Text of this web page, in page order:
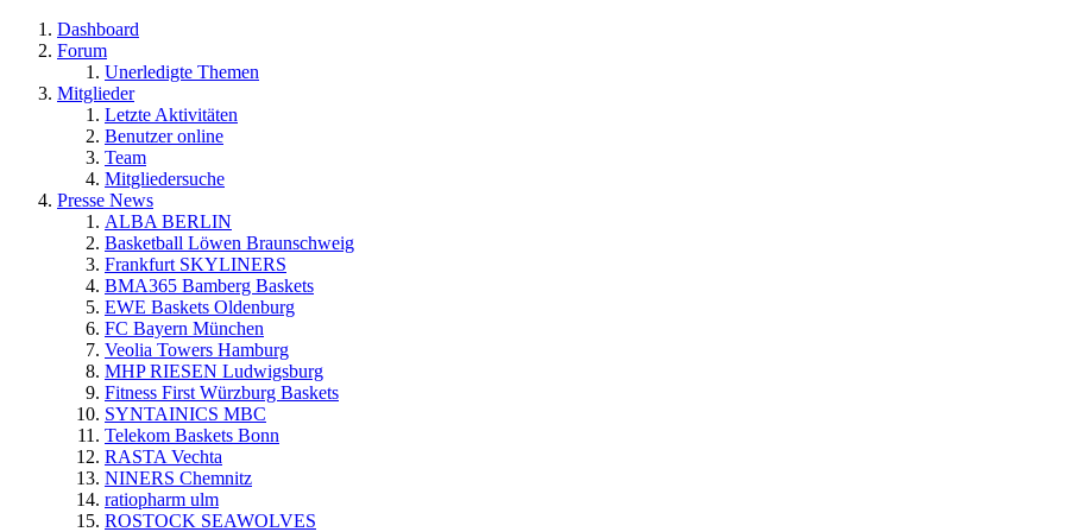
Dashboard
Forum
Unerledigte Themen
Mitglieder
Letzte Aktivitäten
Benutzer online
Team
Mitgliedersuche
Presse News
ALBA BERLIN
Basketball Löwen Braunschweig
Frankfurt SKYLINERS
BMA365 Bamberg Baskets
EWE Baskets Oldenburg
FC Bayern München
Veolia Towers Hamburg
MHP RIESEN Ludwigsburg
Fitness First Würzburg Baskets
SYNTAINICS MBC
Telekom Baskets Bonn
RASTA Vechta
NINERS Chemnitz
ratiopharm ulm
ROSTOCK SEAWOLVES